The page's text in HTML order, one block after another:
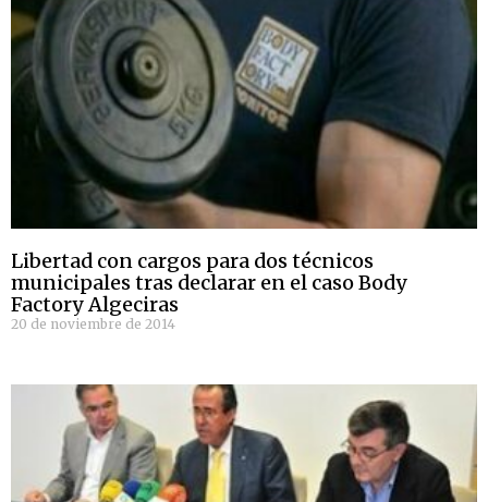
Libertad con cargos para dos técnicos
municipales tras declarar en el caso Body
Factory Algeciras
20 de noviembre de 2014